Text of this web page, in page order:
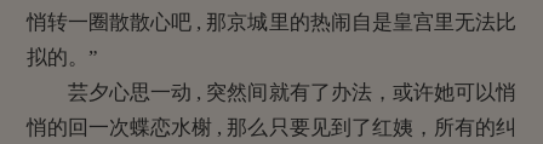
悄转一圈散散心吧 , 那京城里的热闹自是皇宫里无法比
拟的。”
芸夕心思一动 , 突然间就有了办法，或许她可以悄
悄的回一次蝶恋水榭 , 那么只要见到了红姨，所有的纠